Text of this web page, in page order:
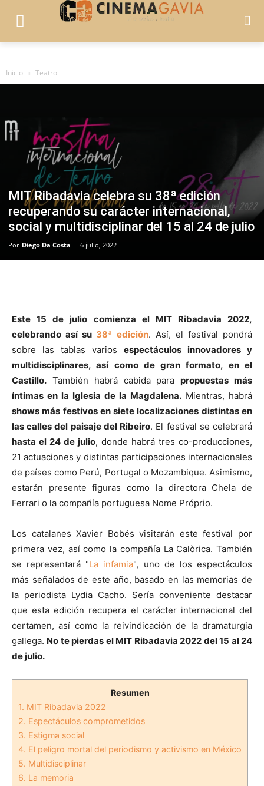
Inicio Teatro
MIT Ribadavia celebra su 38ª edición
recuperando su carácter internacional,
social y multidisciplinar del 15 al 24 de julio
Por Diego Da Costa - 6 julio, 2022
Este 15 de julio comienza el MIT Ribadavia 2022,
celebrando así su 38ª edición. Así, el festival pondrá
sobre las tablas varios espectáculos innovadores y
multidisciplinares, así como de gran formato, en el
Castillo. También habrá cabida parapropuestas más
íntimas en la Iglesia de la Magdalena. Mientras, habrá
shows más festivos en siete localizaciones distintas en
las calles del paisaje del Ribeiro. El festival se celebrará
hasta el 24 de julio, donde habrá tres co-producciones,
21 actuaciones y distintas participaciones internacionales
de países como Perú, Portugal o Mozambique. Asimismo,
estarán presente figuras como la directora Chela de
Ferrari o la compañía portuguesa Nome Próprio.
Los catalanes Xavier Bobés visitarán este festival por
primera vez, así como la compañía La Calòrica. También
se representará "La infamia", uno de los espectáculos
más señalados de este año, basado en las memorias de
la periodista Lydia Cacho. Sería conveniente destacar
que esta edición recupera el carácter internacional del
certamen, así como la reivindicación de la dramaturgia
gallega. No te pierdas el MIT Ribadavia 2022 del 15 al 24
de julio.
Resumen
1. MIT Ribadavia 2022
2. Espectáculos comprometidos
3. Estigma social
4. El peligro mortal del periodismo y activismo en México
5. Multidisciplinar
6. La memoria